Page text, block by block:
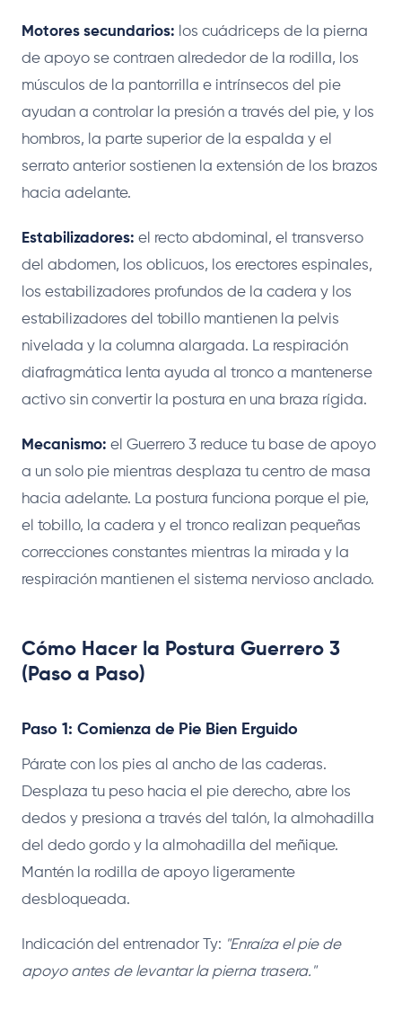
Motores secundarios: los cuádriceps de la pierna
de apoyo se contraen alrededor de la rodilla, los
músculos de la pantorrilla e intrínsecos del pie
ayudan a controlar la presión a través del pie, y los
hombros, la parte superior de la espalda y el
serrato anterior sostienen la extensión de los brazos
hacia adelante.
Estabilizadores: el recto abdominal, el transverso
del abdomen, los oblicuos, los erectores espinales,
los estabilizadores profundos de la cadera y los
estabilizadores del tobillo mantienen la pelvis
nivelada y la columna alargada. La respiración
diafragmática lenta ayuda al tronco a mantenerse
activo sin convertir la postura en una braza rígida.
Mecanismo: el Guerrero 3 reduce tu base de apoyo
a un solo pie mientras desplaza tu centro de masa
hacia adelante. La postura funciona porque el pie,
el tobillo, la cadera y el tronco realizan pequeñas
correcciones constantes mientras la mirada y la
respiración mantienen el sistema nervioso anclado.
Cómo Hacer la Postura Guerrero 3
(Paso a Paso)
Paso 1: Comienza de Pie Bien Erguido
Párate con los pies al ancho de las caderas.
Desplaza tu peso hacia el pie derecho, abre los
dedos y presiona a través del talón, la almohadilla
del dedo gordo y la almohadilla del meñique.
Mantén la rodilla de apoyo ligeramente
desbloqueada.
Indicación del entrenador Ty: "Enraíza el pie de
apoyo antes de levantar la pierna trasera."